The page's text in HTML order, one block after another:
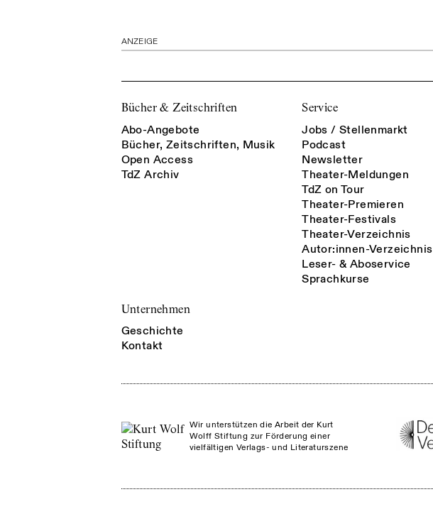
ANZEIGE
Bücher & Zeitschriften
Abo-Angebote
Bücher, Zeitschriften, Musik
Open Access
TdZ Archiv
Service
Jobs / Stellenmarkt
Podcast
Newsletter
Theater-Meldungen
TdZ on Tour
Theater-Premieren
Theater-Festivals
Theater-Verzeichnis
Autor:innen-Verzeichnis
Leser- & Aboservice
Sprachkurse
Unternehmen
Geschichte
Kontakt
Wir unterstützen die Arbeit der Kurt
Wolff Stiftung zur Förderung einer
vielfältigen Verlags- und Literaturszene